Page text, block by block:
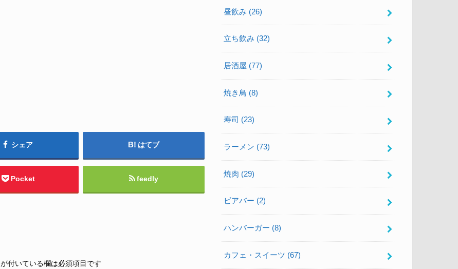
シェア はてブ
Pocket feedly
が付いている欄は必須項目です
昼飲み (26)
立ち飲み (32)
居酒屋 (77)
焼き鳥 (8)
寿司 (23)
ラーメン (73)
焼肉 (29)
ビアバー (2)
ハンバーガー (8)
カフェ・スイーツ (67)